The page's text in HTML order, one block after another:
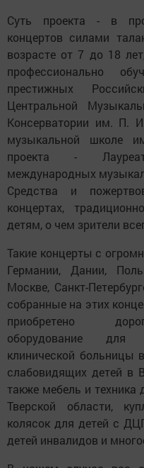
Суть проекта - в
концертов силами
возрасте от 7 до 18
профессионально
престижных
Центральной
Консерватории им. П.
музыкальной школе
проекта -
международных
Средства и
концертах,
детям, о чем зрители
Такие концерты с
Германии, Дании,
Москве, Санкт-
собранные на этих
приобретено
оборудование для
клинической больницы
слабовидящих детей в
также мебель и
Тверской области,
колясок для детей с
детей инвалидов и